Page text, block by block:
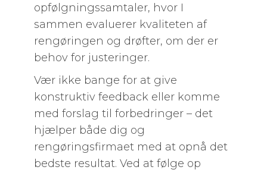
opfølgningssamtaler, hvor I
sammen evaluerer kvaliteten af
rengøringen og drøfter, om der er
behov for justeringer.
Vær ikke bange for at give
konstruktiv feedback eller komme
med forslag til forbedringer – det
hjælper både dig og
rengøringsfirmaet med at opnå det
bedste resultat. Ved at følge op